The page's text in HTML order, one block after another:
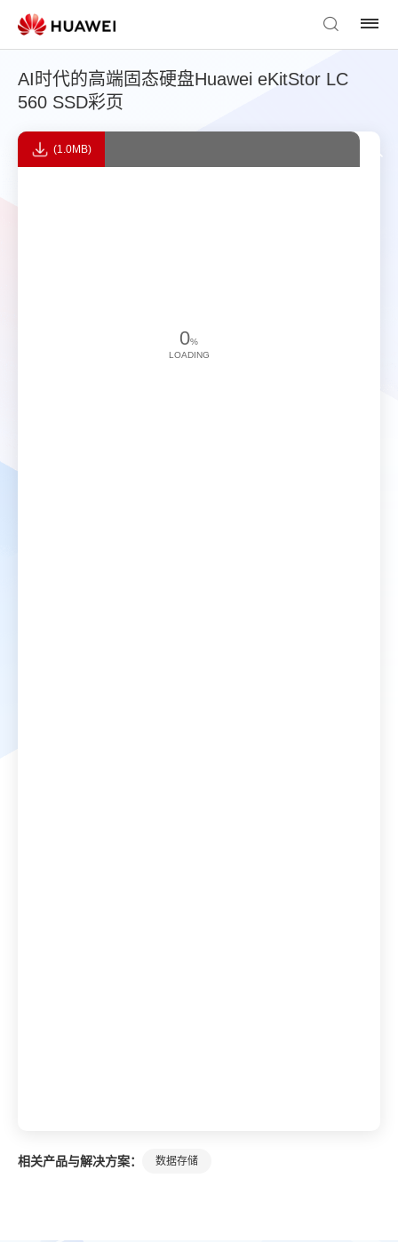
AI时代的高端固态硬盘Huawei eKitStor LC
560 SSD彩页
相关产品与解决方案： 数据存储
(1.0MB)
0%
LOADING